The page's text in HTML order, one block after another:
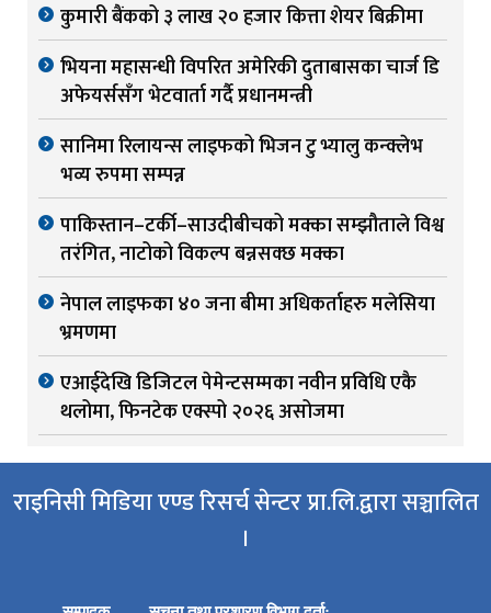
कुमारी बैंकको ३ लाख २० हजार कित्ता शेयर बिक्रीमा
भियना महासन्धी विपरित अमेरिकी दुताबासका चार्ज डि
अफेयर्ससँग भेटवार्ता गर्दै प्रधानमन्त्री
सानिमा रिलायन्स लाइफको भिजन टु भ्यालु कन्क्लेभ
भव्य रुपमा सम्पन्न
पाकिस्तान–टर्की–साउदीबीचको मक्का सम्झौताले विश्व
तरंगित, नाटोको विकल्प बन्नसक्छ मक्का
नेपाल लाइफका ४० जना बीमा अधिकर्ताहरु मलेसिया
भ्रमणमा
एआईदेखि डिजिटल पेमेन्टसम्मका नवीन प्रविधि एकै
थलोमा, फिनटेक एक्स्पो २०२६ असोजमा
राइनिसी मिडिया एण्ड रिसर्च सेन्टर प्रा.लि.द्वारा सञ्चालित
।